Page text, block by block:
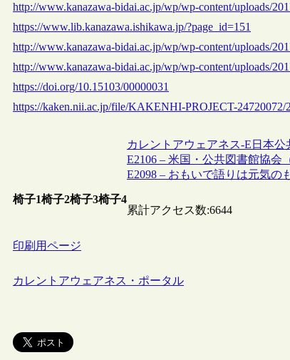
http://www.kanazawa-bidai.ac.jp/wp/wp-content/uploads/
https://www.lib.kanazawa.ishikawa.jp/?page_id=151
http://www.kanazawa-bidai.ac.jp/wp/wp-content/uploads/
http://www.kanazawa-bidai.ac.jp/wp/wp-content/uploads/
https://doi.org/10.15103/00000031
https://kaken.nii.ac.jp/file/KAKENHI-PROJECT-24720072/
椅子1椅子2椅子3椅子4
カレントアウェアネス-E 日本公
E2106 – 米国・公共図書館協会
E2098 – おもいで語りは元気の
累計アクセス数:6644
印刷用ページ
カレントアウェアネス・ポータル